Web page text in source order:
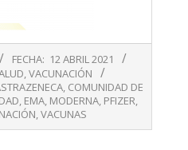
FECHA: 12 ABRIL 2021
,VACUNACIÓN
, COMUNIDAD DE
, EMA, MODERNA, PFIZER,
,VACUNAS